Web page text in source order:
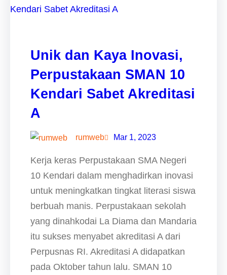
Unik dan Kaya Inovasi,
Perpustakaan SMAN 10
Kendari Sabet Akreditasi
A
rumweb Mar 1, 2023
Kerja keras Perpustakaan SMA Negeri
10 Kendari dalam menghadirkan inovasi
untuk meningkatkan tingkat literasi siswa
berbuah manis. Perpustakaan sekolah
yang dinahkodai La Diama dan Mandaria
itu sukses menyabet akreditasi A dari
Perpusnas RI. Akreditasi A didapatkan
pada Oktober tahun lalu. SMAN 10